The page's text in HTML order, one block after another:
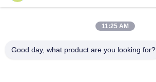
11:25 AM
Good day, what product are you looking for?